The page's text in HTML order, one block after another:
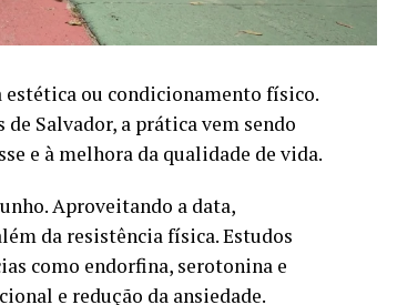
estética ou condicionamento físico.
de Salvador, a prática vem sendo
e à melhora da qualidade de vida.
Aproveitando a data,
da resistência física. Estudos
como endorfina, serotonina e
e redução da ansiedade.